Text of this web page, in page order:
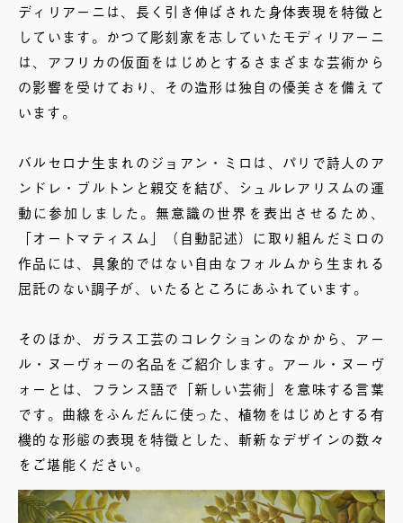
ディリアーニは、長く引き伸ばされた身体表現を特徴と
しています。かつて彫刻家を志していたモディリアーニ
は、アフリカの仮面をはじめとするさまざまな芸術から
の影響を受けており、その造形は独自の優美さを備えて
います。
バルセロナ生まれのジョアン・ミロは、パリで詩人のア
ンドレ・ブルトンと親交を結び、シュルレアリスムの運
動に参加しました。無意識の世界を表出させるため、
「オートマティスム」（自動記述）に取り組んだミロの
作品には、具象的ではない自由なフォルムから生まれる
屈託のない調子が、いたるところにあふれています。
そのほか、ガラス工芸のコレクションのなかから、アー
ル・ヌーヴォーの名品をご紹介します。アール・ヌーヴ
ォーとは、フランス語で「新しい芸術」を意味する言葉
です。曲線をふんだんに使った、植物をはじめとする有
機的な形態の表現を特徴とした、斬新なデザインの数々
をご堪能ください。